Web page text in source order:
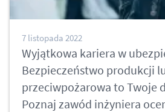
7 listopada 2022
Wyjątkowa kariera w
Bezpieczeństwo produkcji
przeciwpożarowa to Twoje
Poznaj zawód inżyniera